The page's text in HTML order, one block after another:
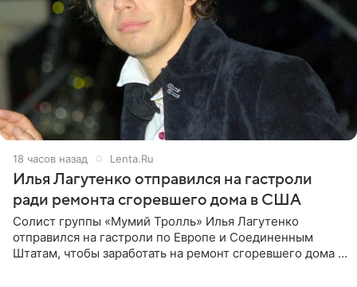
18 часов назад Lenta.Ru
Илья Лагутенко отправился на гастроли
ради ремонта сгоревшего дома в США
Солист группы «Мумий Тролль» Илья Лагутенко
отправился на гастроли по Европе и Соединенным
Штатам, чтобы заработать на ремонт сгоревшего дома в